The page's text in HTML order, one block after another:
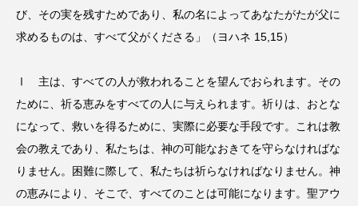
び、その実を残すためであり、私の名によってあなたがたが父に
求めるものは、すべて父がくださる」（ヨハネ 15,15）
Ⅰ 主は、すべての人が救われることを望んでおられます。その
ために、祈る恵みをすべての人に与えられます。祈りは、おとな
になって、救いを得るために、実際に必要な手段です。これは教
会の教えであり、私たちは、神の可能なおきてを守らなければな
りません。困難に際して、私たちは祈らなければなりません。神
の恵みにより、そこで、すべてのことは可能になります。聖アウ